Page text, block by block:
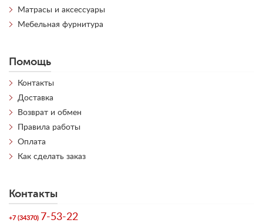
Матрасы и аксессуары
Мебельная фурнитура
Помощь
Контакты
Доставка
Возврат и обмен
Правила работы
Оплата
Как сделать заказ
Контакты
+7 (34370) 7-53-22